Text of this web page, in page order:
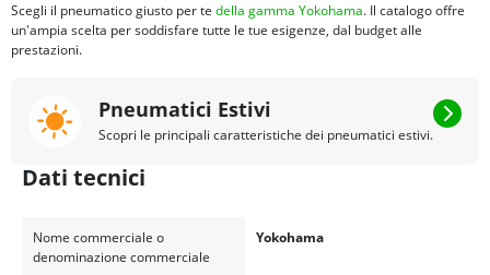
Scegli il pneumatico giusto per te della gamma Yokohama. Il catalogo offre
un'ampia scelta per soddisfare tutte le tue esigenze, dal budget alle
prestazioni.
Pneumatici Estivi
Scopri le principali caratteristiche dei pneumatici estivi.
Dati tecnici
Nome commerciale o
denominazione commerciale
Yokohama